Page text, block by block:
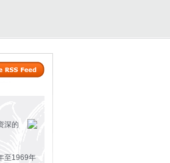
深的
至1969年